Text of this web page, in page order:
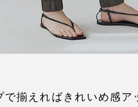
で揃えればきれいめ感ア